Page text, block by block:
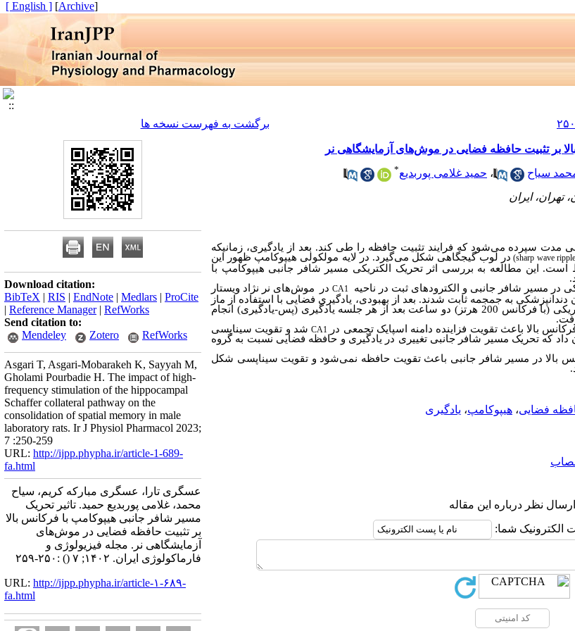
[
Archive
]
[ English ]
برگشت به فهرست نسخه ها
بر تثبیت حافظه فضایی در موش‌های آزمایشگاهی نر
سیاح ، حمید غلامی پوربدیع*
تهران، ایران
مدت سپرده می‌شود که فرایند تثبیت حافظه را طی کند. بعد از یادگیری، زمانیکه
(sharp wave در لوب گیجگاهی شکل می‌گیرد. در لایه مولکولی هیپوکامپ ظهور این
است. این مطالعه‌ به بررسی اثر تحریک الکتریکی مسیر شافر جانبی هیپوکامپ با
در مسیر شافر جانبی و الکترودهای ثبت در ناحیه CA1 در
موش‌های نر نژاد ویستار
به جمجمه ثابت شدند. بعد از بهبودی، یادگیری فضایی با استفاده از ماز
آبی موریس طی سه روز متوالی ایجاد شد. تحریک الکتریکی (با فرکانس 200 هرتز) دو ساعت بعد از هر جلسه یادگیری (پس-یادگیری) انجام
بالا باعث تقویت فزاینده دامنه اسپایک تجمعی در CA1شد و تقویت سیناپسی
که تحریک مسیر شافر جانبی تغییری در یادگیری و حافظه فضایی نسبت به گروه
بالا در مسیر شافر جانبی باعث تقویت حافظه نمی­‌شود و تقویت سیناپسی شکل
فضایی، هیپوکامپ، یادگیری
ارسال نظر درباره این مقاله
الکترونیک شما:
Download citation:
BibTeX | RIS | EndNote | Medlars | ProCite
| Reference Manager| RefWorks
Send citation to:
Mendeley
Zotero RefWorks
Asgari T, Asgari-Mobarakeh K, Sayyah M,
Gholami Pourbadie H. The impact of high-
frequency stimulation of the hippocampal
Schaffer collateral pathway on the
consolidation of spatial memory in male
laboratory rats. Ir J Physiol Pharmacol 2023;
7 :250-259
URL: http://ijpp.phypha.ir/article-1-689-
fa.html
عسگری تارا، عسگری مبارکه کریم، سیاح
محمد، غلامی پوربدیع حمید. تاثیر تحریک
مسیر شافر جانبی هیپوکامپ با فرکانس‌ بالا
بر تثبیت حافظه فضایی در موش‌های
آزمایشگاهی نر. مجله فیزیولوژی و
فارماکولوژی ایران. ۱۴۰۲; ۷
() :۲۵۰-۲۵۹
URL: http://ijpp.phypha.ir/article-۱-۶۸۹-
fa.html